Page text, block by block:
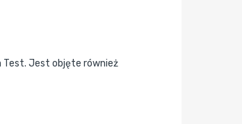
Test. Jest objęte również